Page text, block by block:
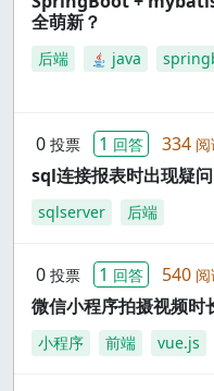
全萌新？
后端 java
0 投票 1 回答 334
sql连接报表时出现疑问
sqlserver 后端
0 投票 1 回答 540
微信小程序拍摄视频时
小程序 前端 vue.js